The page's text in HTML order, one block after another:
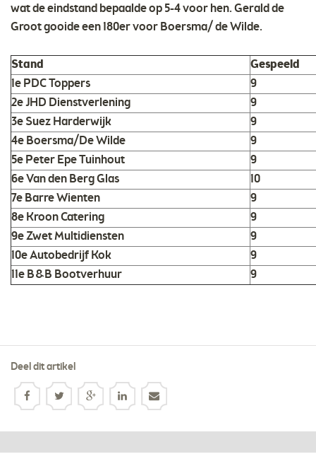
wat de eindstand bepaalde op 5-4 voor hen. Gerald de
Groot gooide een 180er voor Boersma/ de Wilde.
Stand
Gespeeld
1e PDC Toppers
9
2e JHD Dienstverlening
9
3e Suez Harderwijk
9
4e Boersma/De Wilde
9
5e Peter Epe Tuinhout
9
6e Van den Berg Glas
10
7e Barre Wienten
9
8e Kroon Catering
9
9e Zwet Multidiensten
9
10e Autobedrijf Kok
9
11e B&B Bootverhuur
9
Deel dit artikel